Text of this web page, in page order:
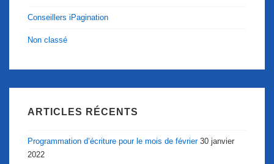
Conseillers iPagination
Non classé
ARTICLES RÉCENTS
Programmation d’écriture pour le mois de février 30 janvier
2022